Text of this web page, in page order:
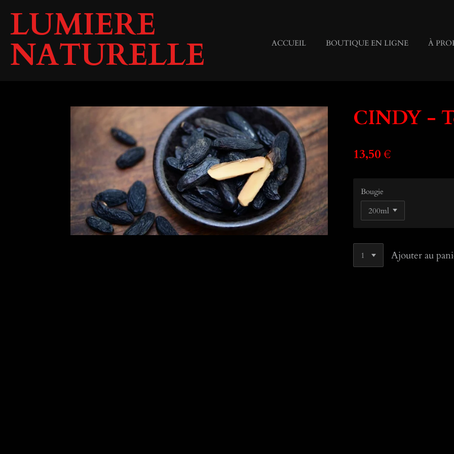
contenu
principal
LUMIERE
NATURELLE ACCUEIL BOUTIQUE EN LIGNE À
CINDY -
13,50 €
Bougie
Ajouter au